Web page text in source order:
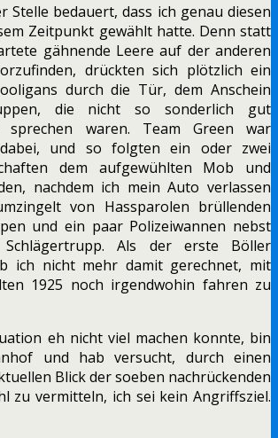
Stelle bedauert, dass ich genau diesen
Zeitpunkt gewählt hatte. Denn statt
gähnende Leere auf der anderen
drückten sich plötzlich ein
durch die Tür, dem Anschein
die nicht so sonderlich gut
sprechen waren. Team Green war
und so folgten ein oder zwei
dem aufgewühlten Mob und
nachdem ich mein Auto verlassen
von Hassparolen brüllenden
und ein paar Polizeiwannen nebst
Schlägertrupp. Als der erste Böller
ich nicht mehr damit gerechnet, mit
1925 noch irgendwohin fahren zu
eh nicht viel machen konnte, bin
und hab versucht, durch einen
Blick der soeben nachrückenden
zu vermitteln, ich sei kein Angriffsziel.